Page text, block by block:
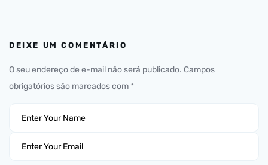
DEIXE UM COMENTÁRIO
O seu endereço de e-mail não será publicado. Campos
obrigatórios são marcados com *